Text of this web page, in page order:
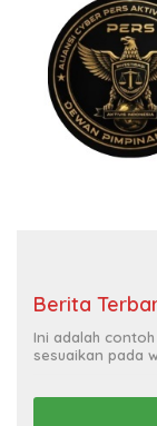
Berita
Ini adalah
sesuaikan pada